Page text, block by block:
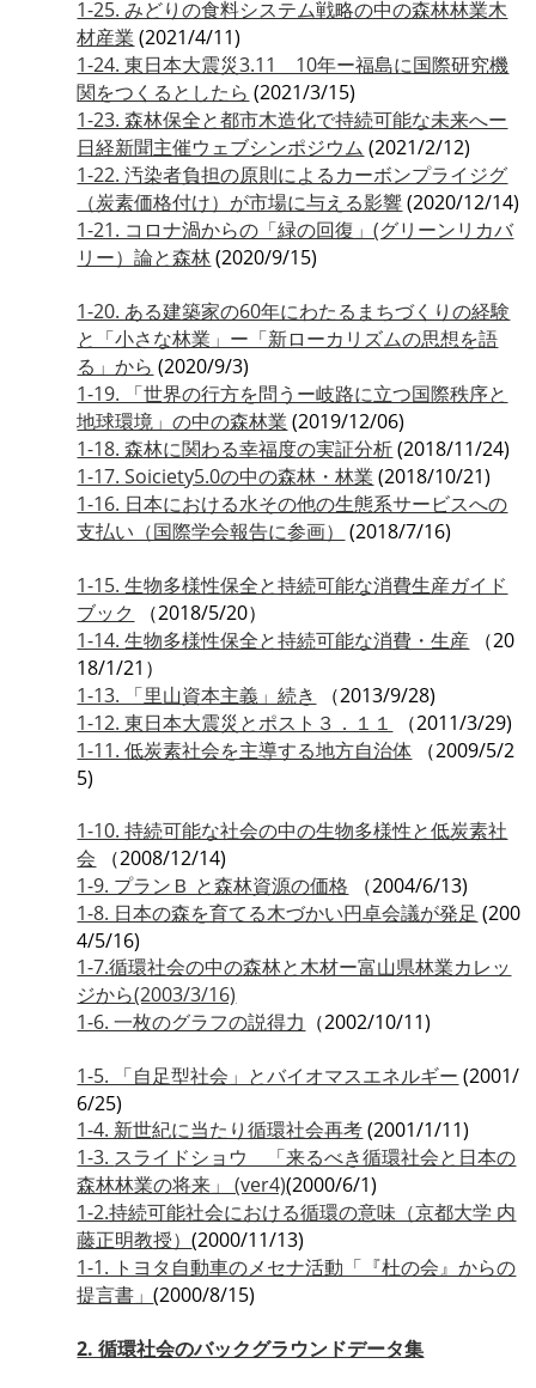
1-25. みどりの食料システム戦略の中の森林林業木
材産業 (2021/4/11)
1-24. 東日本大震災3.11＿10年ー福島に国際研究機
関をつくるとしたら (2021/3/15)
1-23. 森林保全と都市木造化で持続可能な未来へー
日経新聞主催ウェブシンポジウム (2021/2/12)
1-22. 汚染者負担の原則によるカーボンプライジグ
（炭素価格付け）が市場に与える影響(2020/12/14)
1-21. コロナ渦からの「緑の回復」(グリーンリカバ
リー）論と森林(2020/9/15)
1-20. ある建築家の60年にわたるまちづくりの経験
と「小さな林業」ー「新ローカリズムの思想を語
る」から (2020/9/3)
1-19. 「世界の行方を問うー岐路に立つ国際秩序と
地球環境」の中の森林業 (2019/12/06)
1-18. 森林に関わる幸福度の実証分析(2018/11/24)
1-17. Soiciety5.0の中の森林・林業 (2018/10/21)
1-16. 日本における水その他の生態系サービスへの
支払い（国際学会報告に参画）
(2018/7/16)
1-15. 生物多様性保全と持続可能な消費生産ガイド
ブック
（2018/5/20）
1-14. 生物多様性保全と持続可能な消費・生産 （20
18/1/21）
1-13. 「里山資本主義」続き
（2013/9/28)
1-12. 東日本大震災とポスト３．１１
（2011/3/29)
1-11. 低炭素社会を主導する地方自治体 （2009/5/2
5)
1-10. 持続可能な社会の中の生物多様性と低炭素社
会 （2008/12/14)
1-9. プランＢ と森林資源の価格 （2004/6/13)
1-8. 日本の森を育てる木づかい円卓会議が発足 (200
4/5/16)
1-7.循環社会の中の森林と木材ー富山県林業カレッ
ジから(2003/3/16)
1-6. 一枚のグラフの説得力 （2002/10/11)
1-5. 「自足型社会」とバイオマスエネルギー (2001/
6/25)
1-4. 新世紀に当たり循環社会再考(2001/1/11)
1-3. スライドショウ 「来るべき循環社会と日本の
森林林業の将来」 (ver4)(2000/6/1)
1-2.持続可能社会における循環の意味（京都大学 内
藤正明教授）(2000/11/13)
1-1. トヨタ自動車のメセナ活動「『杜の会』からの
提言書」(2000/8/15)
2. 循環社会のバックグラウンドデータ集